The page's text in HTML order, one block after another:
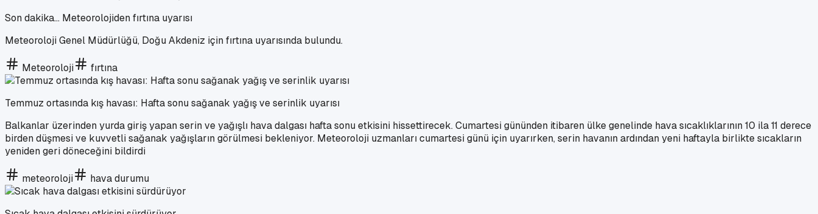
Son dakika... Meteorolojiden fırtına uyarısı
Meteoroloji Genel Müdürlüğü, Doğu Akdeniz için fırtına uyarısında bulundu.
Meteoroloji fırtına
Temmuz ortasında kış havası: Hafta sonu sağanak yağış ve serinlik uyarısı
Balkanlar üzerinden yurda giriş yapan serin ve yağışlı hava dalgası hafta sonu etkisini hissettirecek. Cumartesi gününden itibaren ülke genelinde hava sıcaklıklarının 10 ila 11 derece
birden düşmesi ve kuvvetli sağanak yağışların görülmesi bekleniyor. Meteoroloji uzmanları cumartesi günü için uyarırken, serin havanın ardından yeni haftayla birlikte sıcakların
yeniden geri döneceğini bildirdi
meteoroloji hava durumu